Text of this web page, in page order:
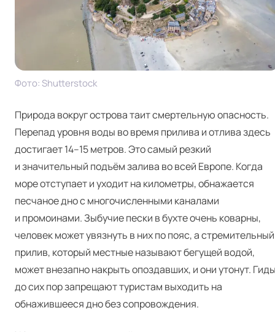
Фото: Shut­ter­stock
Природа вокруг острова таит смертельную опасность.
Перепад уровня воды во время прилива и отлива здесь
достигает 14–15 метров. Это самый резкий
и значительный подъём залива во всей Европе. Когда
море отступает и уходит на километры, обнажается
песчаное дно с многочисленными каналами
и промоинами. Зыбучие пески в бухте очень коварны,
человек может увязнуть в них по пояс, а стремительный
прилив, который местные называют бегущей водой,
может внезапно накрыть опоздавших, и они утонут.
до сих пор запрещают туристам выходить на
обнажившееся дно без сопровождения.